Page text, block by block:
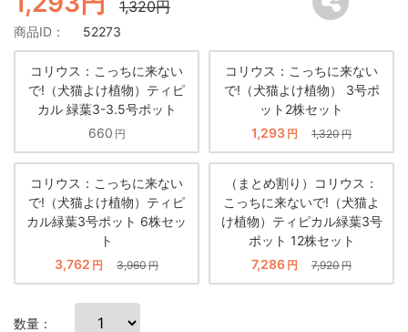
1,320円
商品ID： 52273
コリウス：こっちに来ない
で!（犬猫よけ植物）ティピ
カル 緑葉3-3.5号ポット
660 円
コリウス：こっちに来ない
で!（犬猫よけ植物） 3号ポ
ット2株セット
1,293 円 1,320円
コリウス：こっちに来ない
で!（犬猫よけ植物）ティピ
カル緑葉3号ポット 6株セッ
ト
3,762 円 3,960円
（まとめ割り）コリウス：
こっちに来ないで!（犬猫よ
け植物）ティピカル緑葉3号
ポット 12株セット
7,286 円 7,920円
数量：